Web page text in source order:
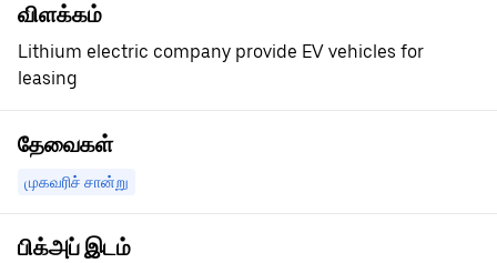
விளக்கம்
Lithium electric company provide EV vehicles for
leasing
தேவைகள்
முகவரிச் சான்று
பிக்அப் இடம்